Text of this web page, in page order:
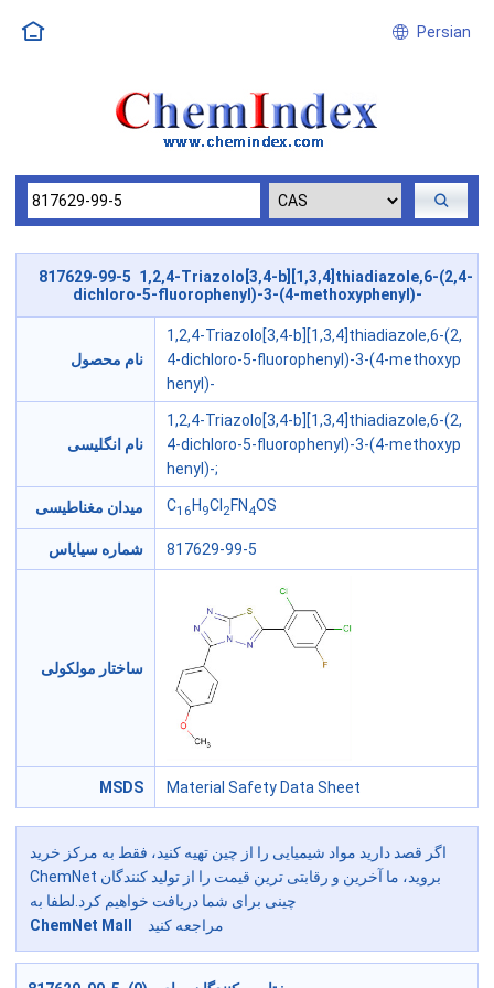
Persian
817629-99-5 1,2,4-Triazolo[3,4-b][1,3,4]thiadiazole,6-(2,4-
dichloro-5-fluorophenyl)-3-(4-methoxyphenyl)-
نام محصول
1,2,4-Triazolo[3,4-b][1,3,4]thiadiazole,6-(2,
4-dichloro-5-fluorophenyl)-3-(4-methoxyp
henyl)-
نام انگلیسی
1,2,4-Triazolo[3,4-b][1,3,4]thiadiazole,6-(2,
4-dichloro-5-fluorophenyl)-3-(4-methoxyp
henyl)-;
میدان مغناطیسی C16 H 9Cl 2FN 4OS
شماره سیایاس 817629-99-5
ساختار مولکولی
MSDS Material Safety Data Sheet
اگر قصد دارید مواد شیمیایی را از چین تهیه کنید، فقط به مرکز خرید
ChemNet بروید، ما آخرین و رقابتی ترین قیمت را از تولید کنندگان
چینی برای شما دریافت خواهیم کرد.لطفا به
ChemNet Mall
مراجعه کنید